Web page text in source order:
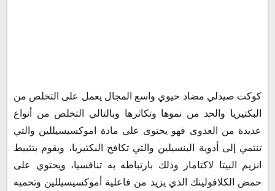
مضاد كوكت 625 كم مرة باليوم؟
متى يبدأ مفعول مضاد كوكت للأسنان
متى يبدأ مفعول كوكت
متى ينتهي مفعول المضاد الحيوي كوكت ؟
التفاعلات الدوائية مع دواء كوكت
سعر كوكت في مصر 2025
كوكت صيدلي مضاد حيوي واسع المجال يعمل على التخلص من
البكتيريا والحد من نموها وتكاثرها وبالتالي التخلص من أنواع
عديدة من العدوى فهو يحتوى على مادة اموكسيسيللين والتي
تنتمي إلى أدوية البنسيلين والتي تكافح البكتيريا، ويقوم بتثبيط
انزيم البيتا لاكتاماز وذلك بارتباطه به تنافسيا، ويحتوي على
حمض الكلافولينك الذي يزيد من فاعلية أموكسيسيللين وتحميه